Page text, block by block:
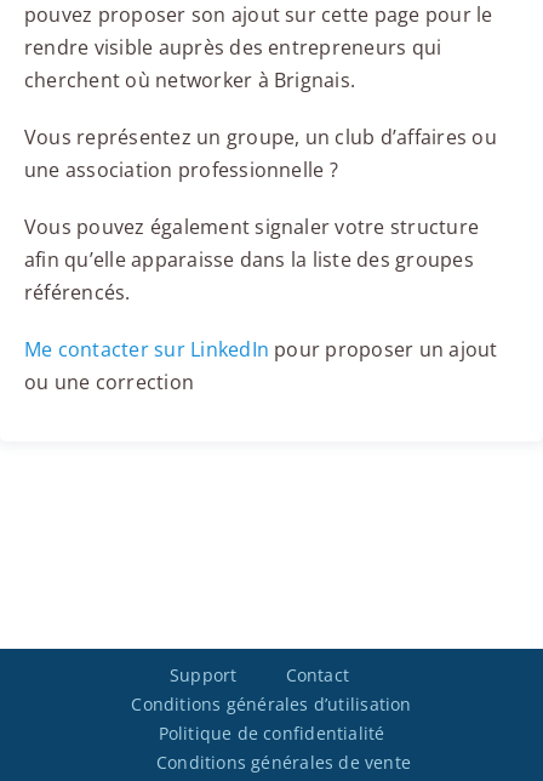
pouvez proposer son ajout sur cette page pour le
rendre visible auprès des entrepreneurs qui
cherchent où networker à Brignais.
Vous représentez un groupe, un club d’affaires ou
une association professionnelle ?
Vous pouvez également signaler votre structure
afin qu’elle apparaisse dans la liste des groupes
référencés.
Me contacter sur LinkedIn pour proposer un ajout
ou une correction
Support
Contact
Conditions générales d’utilisation
Politique de confidentialité
Conditions générales de vente